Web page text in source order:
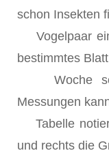
schon Insekten
Vogelpaar
bestimmtes
Woche
Messungen
Tabelle
und rechts die